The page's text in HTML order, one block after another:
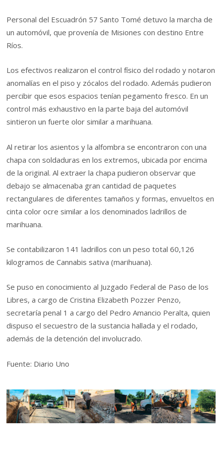
Personal del Escuadrón 57 Santo Tomé detuvo la marcha de
un automóvil, que provenía de Misiones con destino Entre
Ríos.
Los efectivos realizaron el control físico del rodado y notaron
anomalías en el piso y zócalos del rodado. Además pudieron
percibir que esos espacios tenían pegamento fresco. En un
control más exhaustivo en la parte baja del automóvil
sintieron un fuerte olor similar a marihuana.
Al retirar los asientos y la alfombra se encontraron con una
chapa con soldaduras en los extremos, ubicada por encima
de la original. Al extraer la chapa pudieron observar que
debajo se almacenaba gran cantidad de paquetes
rectangulares de diferentes tamaños y formas, envueltos en
cinta color ocre similar a los denominados ladrillos de
marihuana.
Se contabilizaron 141 ladrillos con un peso total 60,126
kilogramos de Cannabis sativa (marihuana).
Se puso en conocimiento al Juzgado Federal de Paso de los
Libres, a cargo de Cristina Elizabeth Pozzer Penzo,
secretaría penal 1 a cargo del Pedro Amancio Peralta, quien
dispuso el secuestro de la sustancia hallada y el rodado,
además de la detención del involucrado.
Fuente: Diario Uno